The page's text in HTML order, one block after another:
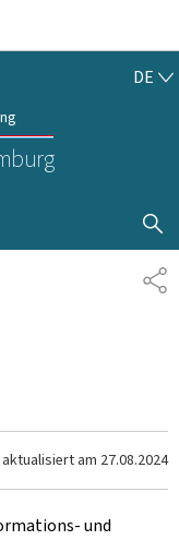
DE
am 27.08.2024
und